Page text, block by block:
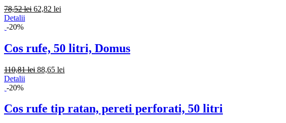
78,52 lei 62,82 lei
Detalii
-20%
Cos rufe, 50 litri, Domus
110,81 lei 88,65 lei
Detalii
-20%
Cos rufe tip ratan, pereti perforati, 50 litri